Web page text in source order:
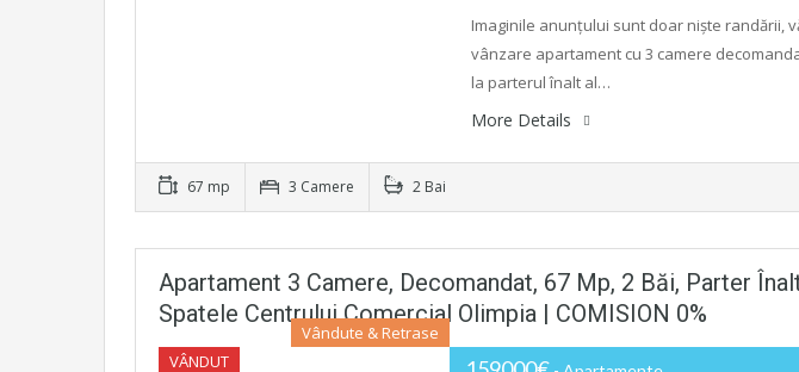
Imaginile anunțului sunt doar niște randării,
vânzare apartament cu 3 camere
la parterul înalt al…
More Details
67 mp 3 Camere 2 Bai
Apartament 3 Camere, Decomandat, 67 Mp, 2 Băi, Parter
Spatele Centrului Comercial Olimpia | COMISION 0%
VÂNDUT
Vândute & Retrase